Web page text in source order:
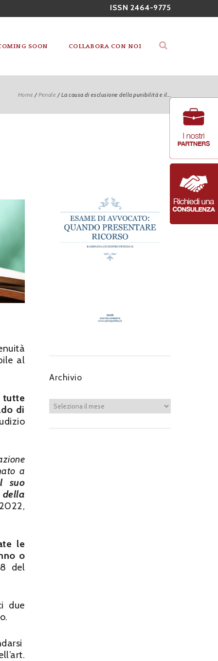
ISSN 2464-9775
SOON COLLABORA CON NOI
Home /Penale /La causa di esclusione della punibilità e il...
al
tutte
di
a
suo
le
o
del
due
Archivio